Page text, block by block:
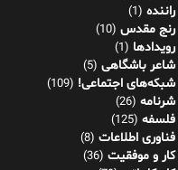
راننده (1)
رنج مقدس (10)
رویدادها (1)
شاعر باشگاهی (5)
شبکه‌های اجتماعی! (109)
شرنامه (26)
فلسفه (125)
فناوری اطلاعات (8)
کار و موفقیت (36)